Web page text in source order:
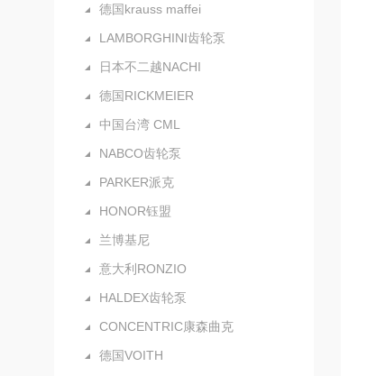
德国krauss maffei
LAMBORGHINI齿轮泵
日本不二越NACHI
德国RICKMEIER
中国台湾 CML
NABCO齿轮泵
PARKER派克
HONOR钰盟
兰博基尼
意大利RONZIO
HALDEX齿轮泵
CONCENTRIC康森曲克
德国VOITH